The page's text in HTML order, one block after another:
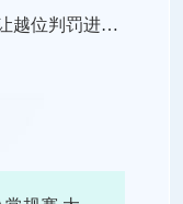
2026世界杯革命：角度传感技术让越位判罚进入“毫米级时代”